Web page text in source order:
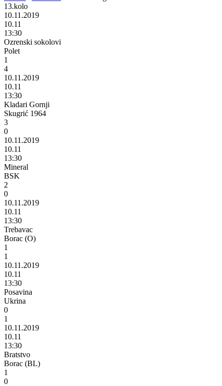
13.kolo
10.11.2019
10.11
13:30
Ozrenski sokolovi
Polet
1
4
10.11.2019
10.11
13:30
Kladari Gornji
Skugrić 1964
3
0
10.11.2019
10.11
13:30
Mineral
BSK
2
0
10.11.2019
10.11
13:30
Trebavac
Borac (O)
1
1
10.11.2019
10.11
13:30
Posavina
Ukrina
0
1
10.11.2019
10.11
13:30
Bratstvo
Borac (BL)
1
0